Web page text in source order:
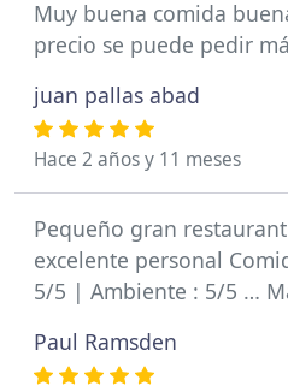
Muy buena comida
precio se puede pedir
juan pallas abad
Hace 2 años y 11 meses
Pequeño gran
excelente personal
5/5 | Ambiente : 5/5 …
Paul Ramsden